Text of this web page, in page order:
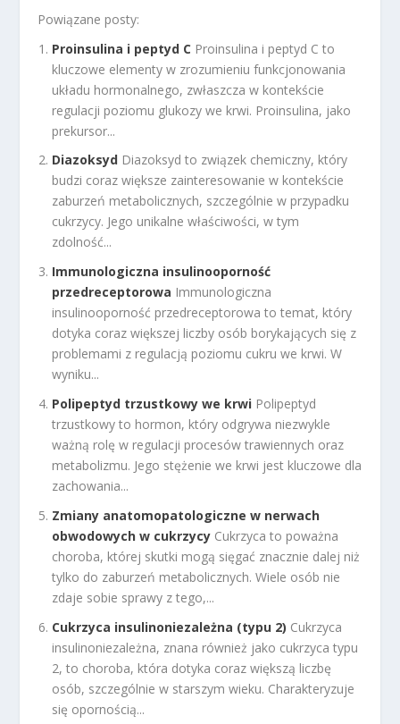
Powiązane posty:
Proinsulina i peptyd C Proinsulina i peptyd C to
kluczowe elementy w zrozumieniu funkcjonowania
układu hormonalnego, zwłaszcza w kontekście
regulacji poziomu glukozy we krwi. Proinsulina, jako
prekursor...
Diazoksyd Diazoksyd to związek chemiczny, który
budzi coraz większe zainteresowanie w kontekście
zaburzeń metabolicznych, szczególnie w przypadku
cukrzycy. Jego unikalne właściwości, w tym
zdolność...
Immunologiczna insulinooporność
przedreceptorowa Immunologiczna
insulinooporność przedreceptorowa to temat, który
dotyka coraz większej liczby osób borykających się z
problemami z regulacją poziomu cukru we krwi. W
wyniku...
Polipeptyd trzustkowy we krwi Polipeptyd
trzustkowy to hormon, który odgrywa niezwykle
ważną rolę w regulacji procesów trawiennych oraz
metabolizmu. Jego stężenie we krwi jest kluczowe dla
zachowania...
Zmiany anatomopatologiczne w nerwach
obwodowych w cukrzycy Cukrzyca to poważna
choroba, której skutki mogą sięgać znacznie dalej niż
tylko do zaburzeń metabolicznych. Wiele osób nie
zdaje sobie sprawy z tego,...
Cukrzyca insulinoniezależna (typu 2) Cukrzyca
insulinoniezależna, znana również jako cukrzyca typu
2, to choroba, która dotyka coraz większą liczbę
osób, szczególnie w starszym wieku. Charakteryzuje
się opornością...